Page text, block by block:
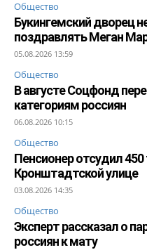
Общество
Букингемский дворец
поздравлять Меган
05.08.2026 13:59
Общество
В августе Соцфонд
категориям россиян
06.08.2026 10:15
Общество
Пенсионер отсудил
Кронштадтской улице
03.08.2026 14:35
Общество
Эксперт рассказал о
россиян к мату